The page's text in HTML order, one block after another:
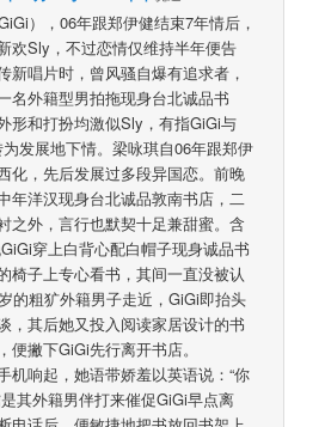
），06年跟郑伊健结束7年情后，
欢Sly，不过恋情仅维持半年便告
新唱片时，曾风骚自爆有追求者，
名外籍型男拍拖现身台北诚品书
形和打扮均激似Sly，有指GiGi与
发展地下情。梁咏琪自06年跟郑伊
化，先后发展过多段异国恋。前晚
年洋汉现身台北诚品敦南书店，二
之外，言行也默契十足兼甜蜜。含
穿上白背心配白帽子现身诚品书
椅子上专心看书，其间一直没被认
的粗犷外籍男子走近，GiGi即抬头
，其后她又投入阅读家居设计的书
便撇下GiGi先行离开书店。
机响起，她语带娇羞以英语说：“你
其外籍男伴打来催促GiGi早点离